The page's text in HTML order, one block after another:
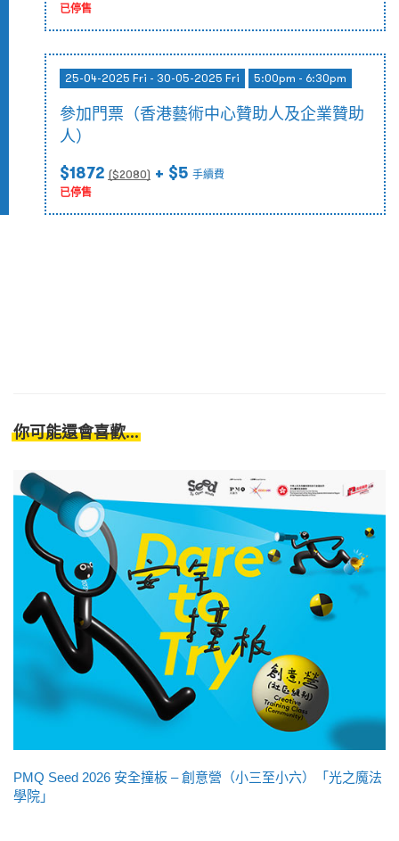
已停售
25-04-2025 Fri - 30-05-2025 Fri 5:00pm - 6:30pm
參加門票（香港藝術中心贊助人及企業贊助
人）
$1872 ($2080) + $5 手續費
已停售
你可能還會喜歡...
PMQ Seed 2026 安全撞板 – 創意營（小三至小六）「光之魔法
學院」